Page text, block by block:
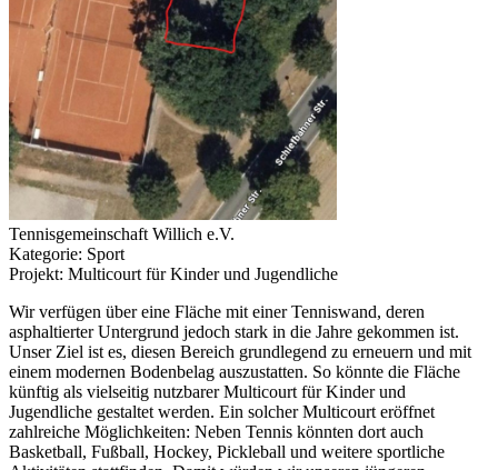
Tennisgemeinschaft Willich e.V.
Kategorie: Sport
Projekt: Multicourt für Kinder und Jugendliche
Wir verfügen über eine Fläche mit einer Tenniswand, deren
asphaltierter Untergrund jedoch stark in die Jahre gekommen ist.
Unser Ziel ist es, diesen Bereich grundlegend zu erneuern und mit
einem modernen Bodenbelag auszustatten. So könnte die Fläche
künftig als vielseitig nutzbarer Multicourt für Kinder und
Jugendliche gestaltet werden. Ein solcher Multicourt eröffnet
zahlreiche Möglichkeiten: Neben Tennis könnten dort auch
Basketball, Fußball, Hockey, Pickleball und weitere sportliche